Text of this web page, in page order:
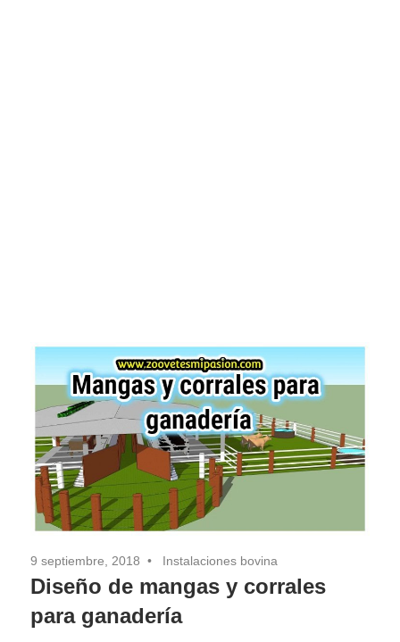
9 septiembre, 2018 Instalaciones bovina
Diseño de mangas y corrales
para ganadería